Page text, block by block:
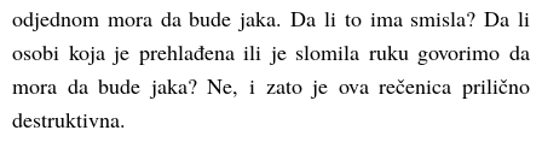
odjednom mora da bude jaka. Da li to ima smisla? Da li
osobi koja je prehlađena ili je slomila ruku govorimo da
mora da bude jaka? Ne, i zato je ova rečenica prilično
destruktivna.